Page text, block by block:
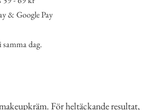
& Google Pay
dag.
För heltäckande resultat,